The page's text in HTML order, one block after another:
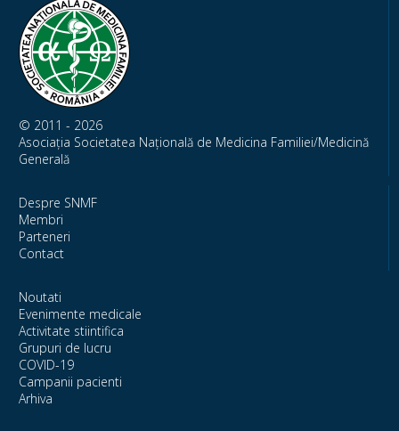
© 2011 - 2026
Asociația Societatea Națională de Medicina Familiei/Medicină
Generală
Despre SNMF
Membri
Parteneri
Contact
Noutati
Evenimente medicale
Activitate stiintifica
Grupuri de lucru
COVID-19
Campanii pacienti
Arhiva